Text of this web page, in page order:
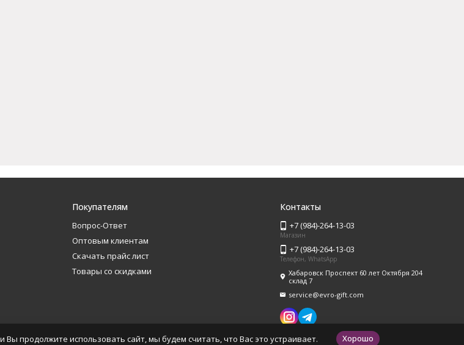
Покупателям
Вопрос-Ответ
Оптовым клиентам
Скачать прайс лист
Товары со скидками
Контакты
+7 (984)-264-13-03
Магазин
+7 (984)-264-13-03
Телефон, WhatsApp
Хабаровск Проспект 60 лет Октября 204
склад 7
service@evro-gift.com
продолжите использовать сайт, мы будем считать, что Вас это устраивает. Хорошо